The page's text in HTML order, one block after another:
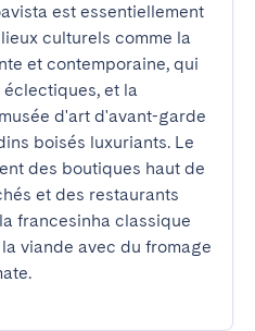
est essentiellement
culturels comme la
et contemporaine, qui
et la
d'art d'avant-garde
boisés luxuriants. Le
des boutiques haut de
et des restaurants
francesinha classique
viande avec du fromage